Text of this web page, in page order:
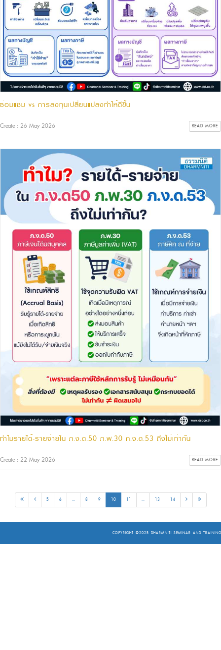
ซ่อมแซม vs การลงทุนเปลี่ยนแปลงทำให้ดีขึ้น
Create : 26 May 2026 READ MORE
ทำไมรายได้-รายจ่ายใน ภ.ง.ด.50 ภ.พ.30 ภ.ง.ด.53 ถึงไม่เท่ากัน
Create : 22 May 2026 READ MORE
5 6 ... 8 9 10 11 ... 13 14
COPYRIGHT ©2025 DHARMNITI SEMINAR AND